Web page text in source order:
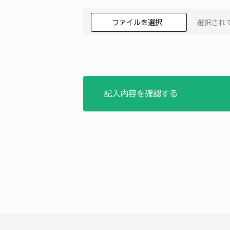
ファイルを選択 選択され